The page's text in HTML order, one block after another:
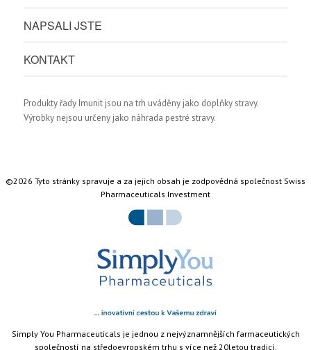
NAPSALI JSTE
KONTAKT
Produkty řady Imunit jsou na trh uváděny jako doplňky stravy.
Výrobky nejsou určeny jako náhrada pestré stravy.
©2026 Tyto stránky spravuje a za jejich obsah je zodpovědná společnost Swiss
Pharmaceuticals Investment
Simply You Pharmaceuticals je jednou z nejvýznamnějších farmaceutických
společností na středoevropském trhu s více než 20letou tradicí.